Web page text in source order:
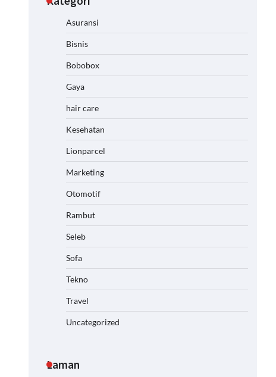
Asuransi
Bisnis
Bobobox
Gaya
hair care
Kesehatan
Lionparcel
Marketing
Otomotif
Rambut
Seleb
Sofa
Tekno
Travel
Uncategorized
Laman